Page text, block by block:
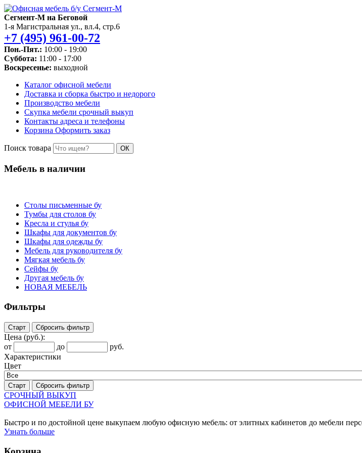
Сегмент-М на Беговой
1-я Магистральная ул., вл.4, стр.6
+7 (495) 961-00-72
Пон.-Пят.: 10:00 - 19:00
Суббота: 11:00 - 17:00
Воскресенье: выходной
Каталог офисной мебели
Доставка и сборка быстро и недорого
Производство мебели
Скупка мебели срочный выкуп
Контакты адреса и телефоны
Корзина Оформить заказ
Поиск товара ОК
Мебель в наличии
Столы письменные бу
Тумбы для столов бу
Кресла и стулья бу
Шкафы для документов бу
Шкафы для одежды бу
Мебель для руководителя бу
Мягкая мебель бу
Сейфы бу
Другая мебель бу
НОВАЯ МЕБЕЛЬ
Фильтры
Старт Сбросить фильтр
Цена (руб.):
от
до
руб.
Характеристики
Цвет
Старт Сбросить фильтр
СРОЧНЫЙ ВЫКУП
ОФИСНОЙ МЕБЕЛИ БУ
Быстро и по достойной цене выкупаем любую офисную мебель: от элитных кабинетов до мебели
Узнать больше